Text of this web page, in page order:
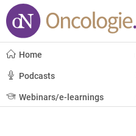
Home
Podcasts
Webinars/e-learnings